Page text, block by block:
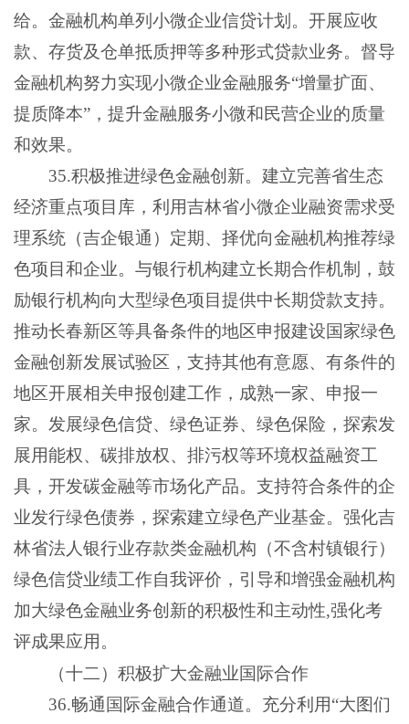
给。金融机构单列小微企业信贷计划。开展应收
款、存货及仓单抵质押等多种形式贷款业务。督导
金融机构努力实现小微企业金融服务“增量扩面、
提质降本”，提升金融服务小微和民营企业的质量
和效果。
35.积极推进绿色金融创新。建立完善省生态
经济重点项目库，利用吉林省小微企业融资需求受
理系统（吉企银通）定期、择优向金融机构推荐绿
色项目和企业。与银行机构建立长期合作机制，鼓
励银行机构向大型绿色项目提供中长期贷款支持。
推动长春新区等具备条件的地区申报建设国家绿色
金融创新发展试验区，支持其他有意愿、有条件的
地区开展相关申报创建工作，成熟一家、申报一
家。发展绿色信贷、绿色证券、绿色保险，探索发
展用能权、碳排放权、排污权等环境权益融资工
具，开发碳金融等市场化产品。支持符合条件的企
业发行绿色债券，探索建立绿色产业基金。强化吉
林省法人银行业存款类金融机构（不含村镇银行）
绿色信贷业绩工作自我评价，引导和增强金融机构
加大绿色金融业务创新的积极性和主动性,强化考
评成果应用。
（十二）积极扩大金融业国际合作
36.畅通国际金融合作通道。充分利用“大图们